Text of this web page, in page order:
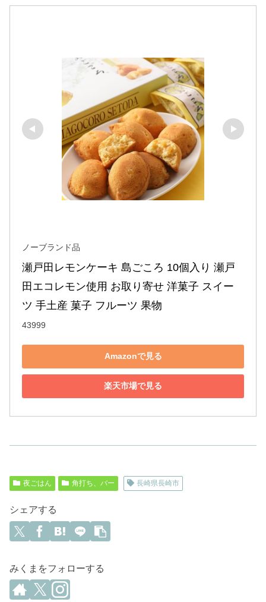
ノーブランド品
瀬戸田レモンケーキ 島ごころ 10個入り 瀬戸
田エコレモン使用 お取り寄せ 洋菓子 スイー
ツ 手土産 菓子 フルーツ 果物
43999
Amazonで見る
楽天市場で見る
夜ごはん 角打ち、バー 長崎県長崎市
シェアする
みくまをフォローする